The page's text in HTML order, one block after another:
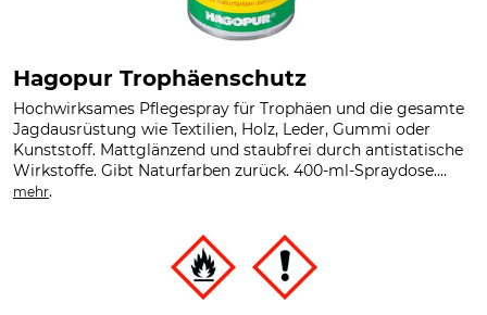
Hagopur Trophäenschutz
Hochwirksames Pflegespray für Trophäen und die gesamte
Jagdausrüstung wie Textilien, Holz, Leder, Gummi oder
Kunststoff. Mattglänzend und staubfrei durch antistatische
Wirkstoffe. Gibt Naturfarben zurück. 400-ml-Spraydose....
mehr.